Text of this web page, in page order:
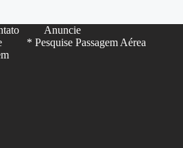
Anuncie
* Pesquise Passagem Aérea